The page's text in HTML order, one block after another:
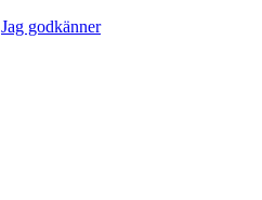
Jag godkänner